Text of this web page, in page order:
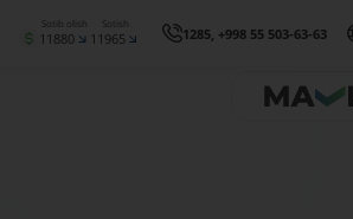
Sotib olish
11880
Sotish
11965 1285, +998 55 503-63-63